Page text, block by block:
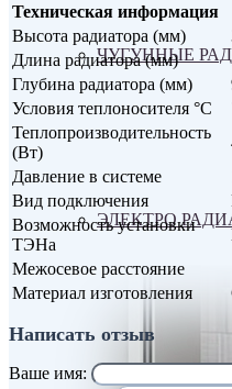
ЧУГУННЫЕ
ЭЛЕКТРО
Техническая информация
Высота радиатора (мм)
Длина радиатора (мм)
Глубина радиатора (мм)
Условия теплоносителя °С
Теплопроизводительность
(Вт)
Давление в системе
Вид подключения
Возможность установки
ТЭНа
Межосевое расстояние
Материал изготовления
Написать отзыв
Ваше имя: